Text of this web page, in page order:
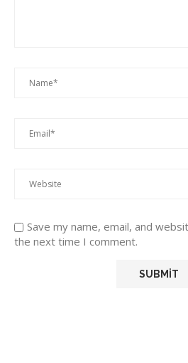
Save my name, email, and
the next time I comment.